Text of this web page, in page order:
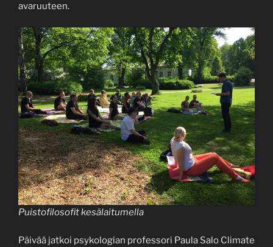
avaruuteen.
Puistofilosofit kesälaitumella
Päivää jatkoi psykologian professori Paula Salo Climate